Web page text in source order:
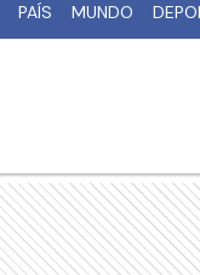
PAÍS MUNDO